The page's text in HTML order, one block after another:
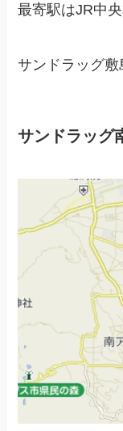
最寄駅はJR中
サンドラッグ
サンドラッグ